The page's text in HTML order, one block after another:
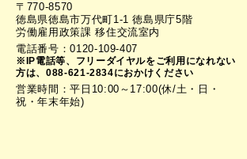
〒770-8570
徳島県徳島市万代町1-1 徳島県庁5階
労働雇用政策課 移住交流室内
電話番号：0120-109-407
※IP電話等、フリーダイヤルをご利用になれない
方は、088-621-2834におかけください
営業時間：平日10:00～17:00(休/土・日・
祝・年末年始)